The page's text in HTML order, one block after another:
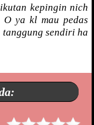
kepingin nich
ya kl mau pedas
sendiri ha